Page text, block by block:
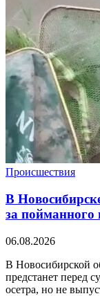
Происшествия
В
за пойманного
06.08.2026
В Новосибирской
предстанет перед
осетра, но не